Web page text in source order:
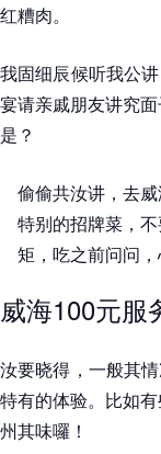
红糟肉。
我固细辰候听我公
宴请亲戚朋友讲究
是？
偷偷共汝讲，去
特别的招牌菜，
矩，吃之前问问，
威海100元服
汝要晓得，一般其
特有的体验。比如
州其味囉！